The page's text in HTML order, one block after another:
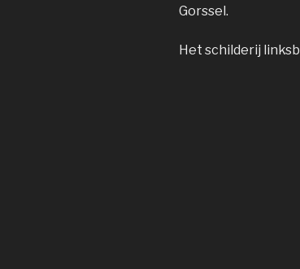
Gorssel.
Het schilderij